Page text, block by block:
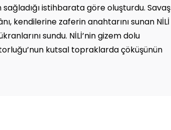
istihbarata göre oluşturdu. Savaş
kendilerine zaferin anahtarını sunan NİLİ
sundu. NİLİ’nin gizem dolu
kutsal topraklarda çöküşünün